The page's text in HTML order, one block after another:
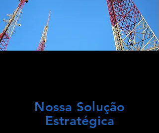
Nossa Solução
Estratégica